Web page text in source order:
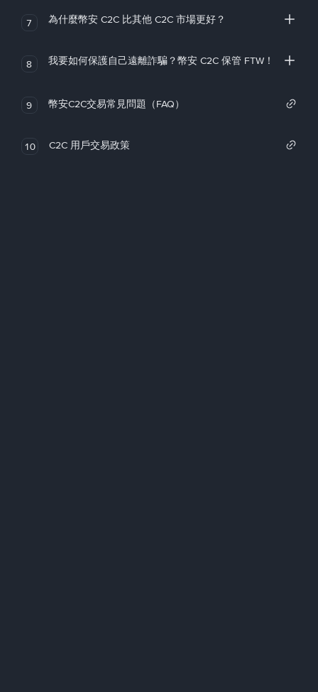
7 為什麼幣安 C2C 比其他 C2C 市場更好？
8 我要如何保護自己遠離詐騙？幣安 C2C 保管 FTW！
9 幣安C2C交易常見問題（FAQ）
10 C2C 用戶交易政策